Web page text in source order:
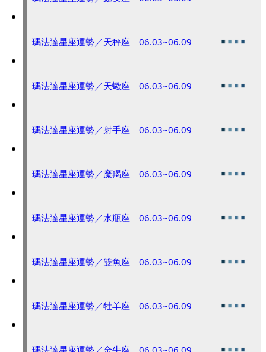
瑪法達星座運勢／天秤座 06.03~06.09
瑪法達星座運勢／天蠍座 06.03~06.09
瑪法達星座運勢／射手座 06.03~06.09
瑪法達星座運勢／魔羯座 06.03~06.09
瑪法達星座運勢／水瓶座 06.03~06.09
瑪法達星座運勢／雙魚座 06.03~06.09
瑪法達星座運勢／牡羊座 06.03~06.09